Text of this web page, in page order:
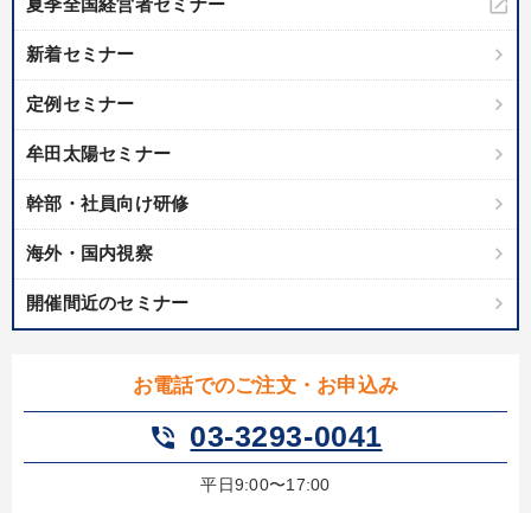
IT・サービス・金融業 コンサルタント 専門家
キーワード
全国経営者セミナー収録物以外の経営教材（全762タイトル）からお探
しいただけます
夏季全国経営者セミナー
新着セミナー
定例セミナー
牟田太陽セミナー
幹部・社員向け研修
海外・国内視察
開催間近のセミナー
お電話でのご注文・お申込み
phone_in_talk 03-3293-0041
平日9:00〜17:00